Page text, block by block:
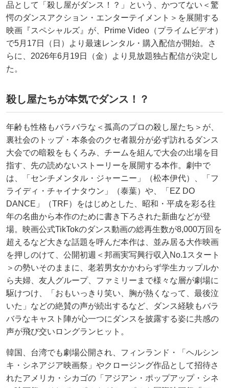
品として「殺し屋がダンス！？」という、かつてない＜驚
愕のダンスアクション・エンターテイメント＞を展開する
映画『スペシャルズ』が、Prime Video（プライムビデオ）
で5月17日（日）より最速レンタル・購入配信が開始。さ
らに、2026年6月19日（金）より見放題独占配信が決定し
た。
殺し屋たちが本気でダンス！？
年齢も性格もバラバラな＜孤高のプロの殺し屋たち＞が、
裏社会のトップ・本条会のクセ者親分が必ず訪れるダンス
大会での暗殺をもくろみ、チームを組んで大会の出場を目
指す、先の読めないストーリーを展開する本作。劇中で
は、「センチメンタル・ジャーニー」（松本伊代）、「フ
ライディ・チャイナタウン」（泰葉）や、「EZ DO
DANCE」（TRF）をはじめとした、昭和・平成を彩る往
年の名曲から本作のために書き下ろされた新曲などが登
場。映画公式TikTokのダンス動画の総再生数が8,000万回を
超えるなど大きな話題を呼んだ本作は、並み居る大作映画
を押しのけて、公開初週＜邦画実写興行収入No.1スタート
＞の勢いそのままに、老若男女かかわらず学生カップルか
ら夫婦、友人グループ、ファミリーまで様々な層が劇場に
駆けつけ、「おもいっきり笑い、胸が熱くなって、最後泣
いた」などの絶賛の声が続出するなど、ダンス経験もバラ
バラなキャスト陣が心一つにダンスを披露する姿に共感の
声が飛び交いロングランヒット。
韓国、台湾でも劇場公開され、フィンランド・「ヘルシン
キ・シネアジア映画祭」やクロージング作品として招待さ
れたアメリカ・シカゴの「アジアン・ポップアップ・シネ